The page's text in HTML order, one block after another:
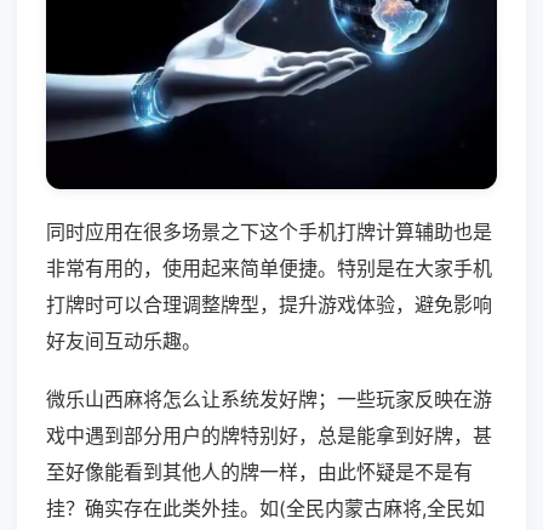
同时应用在很多场景之下这个手机打牌计算辅助也是
非常有用的，使用起来简单便捷。特别是在大家手机
打牌时可以合理调整牌型，提升游戏体验，避免影响
好友间互动乐趣。
微乐山西麻将怎么让系统发好牌；一些玩家反映在游
戏中遇到部分用户的牌特别好，总是能拿到好牌，甚
至好像能看到其他人的牌一样，由此怀疑是不是有
挂？确实存在此类外挂。如(全民内蒙古麻将,全民如